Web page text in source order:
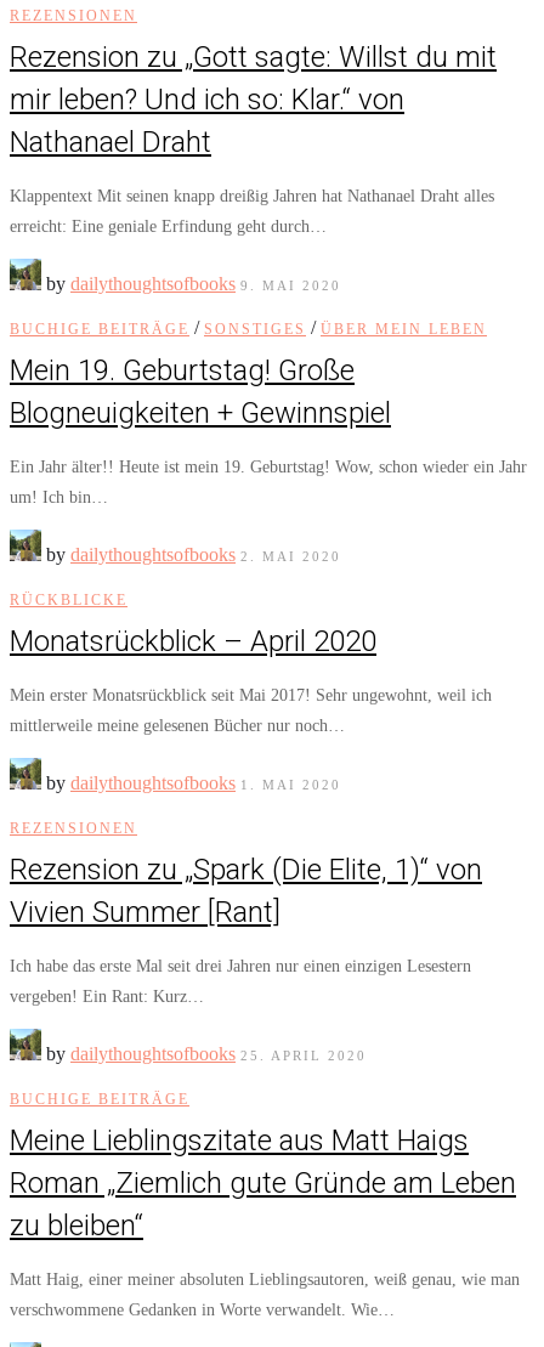
REZENSIONEN
Rezension zu „Gott sagte: Willst du mit
mir leben? Und ich so: Klar.“ von
Nathanael Draht
Klappentext Mit seinen knapp dreißig Jahren hat Nathanael Draht alles
erreicht: Eine geniale Erfindung geht durch…
by dailythoughtsofbooks 9. MAI 2020
BUCHIGE BEITRÄGE / SONSTIGES / ÜBER MEIN LEBEN
Mein 19. Geburtstag! Große
Blogneuigkeiten + Gewinnspiel
Ein Jahr älter!! Heute ist mein 19. Geburtstag! Wow, schon wieder ein Jahr
um! Ich bin…
by dailythoughtsofbooks 2. MAI 2020
RÜCKBLICKE
Monatsrückblick – April 2020
Mein erster Monatsrückblick seit Mai 2017! Sehr ungewohnt, weil ich
mittlerweile meine gelesenen Bücher nur noch…
by dailythoughtsofbooks 1. MAI 2020
REZENSIONEN
Rezension zu „Spark (Die Elite, 1)“ von
Vivien Summer [Rant]
Ich habe das erste Mal seit drei Jahren nur einen einzigen Lesestern
vergeben! Ein Rant: Kurz…
by dailythoughtsofbooks 25. APRIL 2020
BUCHIGE BEITRÄGE
Meine Lieblingszitate aus Matt Haigs
Roman „Ziemlich gute Gründe am Leben
zu bleiben“
Matt Haig, einer meiner absoluten Lieblingsautoren, weiß genau, wie man
verschwommene Gedanken in Worte verwandelt. Wie…